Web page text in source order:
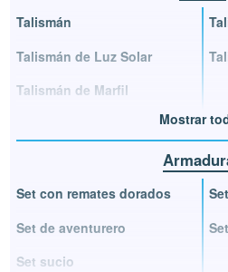
Talismán
Talismán de Luz Solar
Talismán de Marfil
Mostrar
Set con remates dorados
Set de aventurero
Set sucio